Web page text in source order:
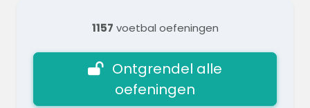
1157 voetbal oefeningen
Ontgrendel alle
oefeningen